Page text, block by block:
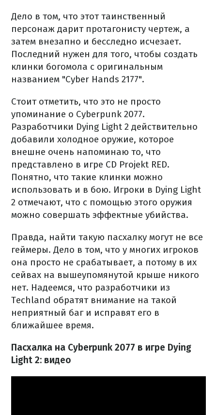
Дело в том, что этот таинственный
персонаж дарит протагонисту чертеж, а
затем внезапно и бесследно исчезает.
Последний нужен для того, чтобы создать
клинки богомола с оригинальным
названием "Cyber Hands 2177".
Стоит отметить, что это не просто
упоминание о Cyberpunk 2077.
Разработчики Dying Light 2 действительно
добавили холодное оружие, которое
внешне очень напоминаю то, что
представлено в игре CD Projekt RED.
Понятно, что такие клинки можно
использовать и в бою. Игроки в Dying Light
2 отмечают, что с помощью этого оружия
можно совершать эффектные убийства.
Правда, найти такую пасхалку могут не все
геймеры. Дело в том, что у многих игроков
она просто не срабатывает, а потому в их
сейвах на вышеупомянутой крыше никого
нет. Надеемся, что разработчики из
Techland обратят внимание на такой
неприятный баг и исправят его в
ближайшее время.
Пасхалка на Cyberpunk 2077 в игре Dying
Light 2: видео